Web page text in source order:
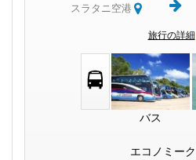
スラタニ空港
旅行の詳細
バス
エコノミー